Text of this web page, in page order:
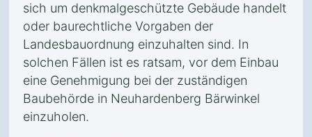
sich um denkmalgeschützte Gebäude handelt
oder baurechtliche Vorgaben der
Landesbauordnung einzuhalten sind. In
solchen Fällen ist es ratsam, vor dem Einbau
eine Genehmigung bei der zuständigen
Baubehörde in Neuhardenberg Bärwinkel
einzuholen.